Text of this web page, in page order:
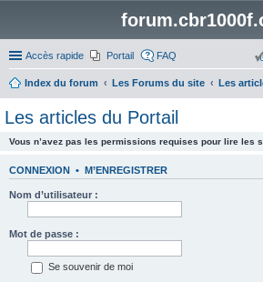
Accès rapide Portail FAQ
Index du forum Les Forums du site
Les
Les articles du Portail
Vous n’avez pas les permissions requises pour lire les
CONNEXION • M’ENREGISTRER
Nom d’utilisateur :
Mot de passe :
Se souvenir de moi